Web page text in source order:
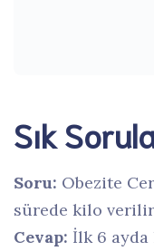
Sık
Soru: Obezite
sürede kilo
Cevap: İlk 6 ayda